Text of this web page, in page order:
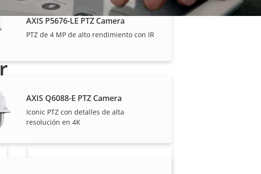
AXIS P5676-LE PTZ Camera
PTZ de 4 MP de alto rendimiento con IR
AXIS Q6088-E PTZ Camera
Iconic PTZ con detalles de alta
resolución en 4K
Axis y los productos